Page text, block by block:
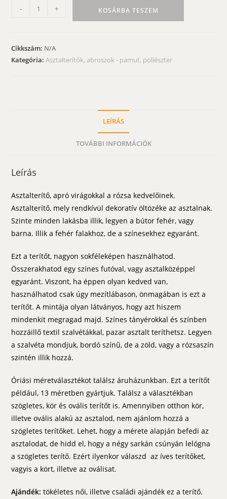
Asztalterítő
bordó
középpel
- + KOSÁRBA TESZEM
Cikkszám: N/A
Kategória:Asztalterítők, abroszok - pamut, poliészter
LEÍRÁS
TOVÁBBI INFORMÁCIÓK
Leírás
Asztalterítő, apró virágokkal a rózsa kedvelőinek.
Asztalterítő, mely rendkívül dekoratív öltözéke az asztalnak.
Szinte minden lakásba illik, legyen a bútor fehér, vagy
barna. Illik a fehér falakhoz, de a színesekhez egyaránt.
Ezt a terítőt, nagyon sokféleképen használhatod.
Összerakhatod egy színes futóval, vagy asztalközéppel
egyaránt. Viszont, ha éppen olyan kedved van,
használhatod csak úgy mezítlábason, önmagában is ezt a
terítőt. A mintája olyan látványos, hogy azt hiszem
mindenkit megragad majd. Színes tányérokkal és színben
hozzáillő textil szalvétákkal, pazar asztalt teríthetsz. Legyen
a szalvéta mondjuk, bordó színű, de a zöld, vagy a rózsaszín
szintén illik hozzá.
Óriási méretválasztékot találsz áruházunkban. Ezt a terítőt
például, 13 méretben gyártjuk. Találsz a választékban
szögletes, kör és ovális terítőt is. Amennyiben otthon kör,
illetve ovális alakú az asztalod, nem ajánlom hozzá a
szögletes terítőket. Lehet, hogy a mérete alapján befedi az
asztalodat, de hidd el, hogy a négy sarkán csúnyán lelógna
a szögletes terítő. Ezért ilyenkor válaszd az íves terítőket,
vagyis a kört, illetve az oválisat.
Ajándék: tökéletes női, illetve családi ajándék ez a terítő.